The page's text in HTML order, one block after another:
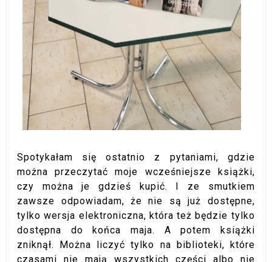
Spotykałam się ostatnio z pytaniami, gdzie
można przeczytać moje wcześniejsze książki,
czy można je gdzieś kupić. I ze smutkiem
zawsze odpowiadam, że nie są już dostępne,
tylko wersja elektroniczna, która też będzie tylko
dostępna do końca maja. A potem książki
zniknął. Można liczyć tylko na biblioteki, które
czasami nie mają wszystkich części albo nie